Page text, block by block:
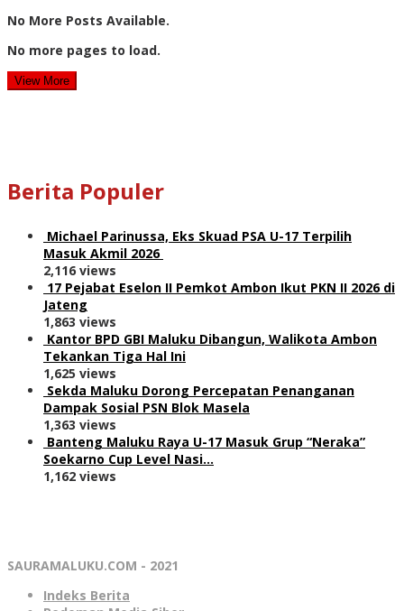
No More Posts Available.
No more pages to load.
View More
Berita Populer
Michael Parinussa, Eks Skuad PSA U-17 Terpilih
Masuk Akmil 2026
2,116 views
17 Pejabat Eselon II Pemkot Ambon Ikut PKN II 2026 di
Jateng
1,863 views
Kantor BPD GBI Maluku Dibangun, Walikota Ambon
Tekankan Tiga Hal Ini
1,625 views
Sekda Maluku Dorong Percepatan Penanganan
Dampak Sosial PSN Blok Masela
1,363 views
Banteng Maluku Raya U-17 Masuk Grup “Neraka”
Soekarno Cup Level Nasi…
1,162 views
SAURAMALUKU.COM - 2021
Indeks Berita